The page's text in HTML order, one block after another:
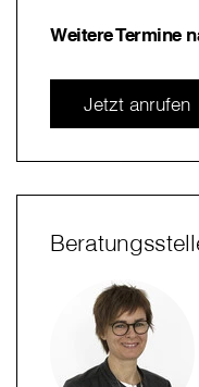
Weitere Termine
Jetzt anrufen